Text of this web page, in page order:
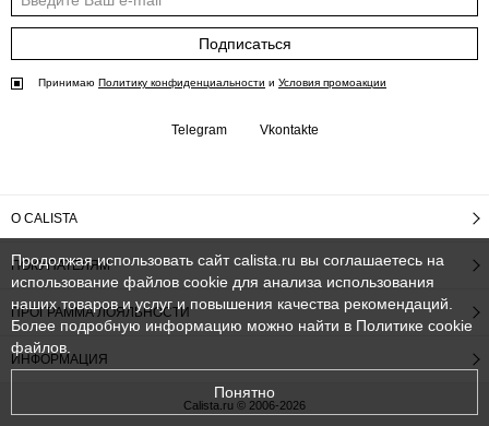
Подписаться
Принимаю Политику конфиденциальности и Условия промоакции
Telegram Vkontakte
О CALISTA
ПОКУПАТЕЛЯМ
ПРОГРАММА ЛОЯЛЬНОСТИ
ИНФОРМАЦИЯ
Calista.ru © 2006-2026
Продолжая использовать сайт calista.ru вы соглашаетесь на
использование файлов cookie для анализа использования
наших товаров и услуг и повышения качества рекомендаций.
Более подробную информацию можно найти в Политике cookie
файлов
Понятно